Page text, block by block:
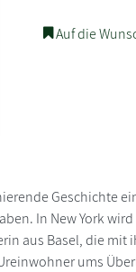
Auf die
Geschichte
In New York
aus Basel, die mit
ums